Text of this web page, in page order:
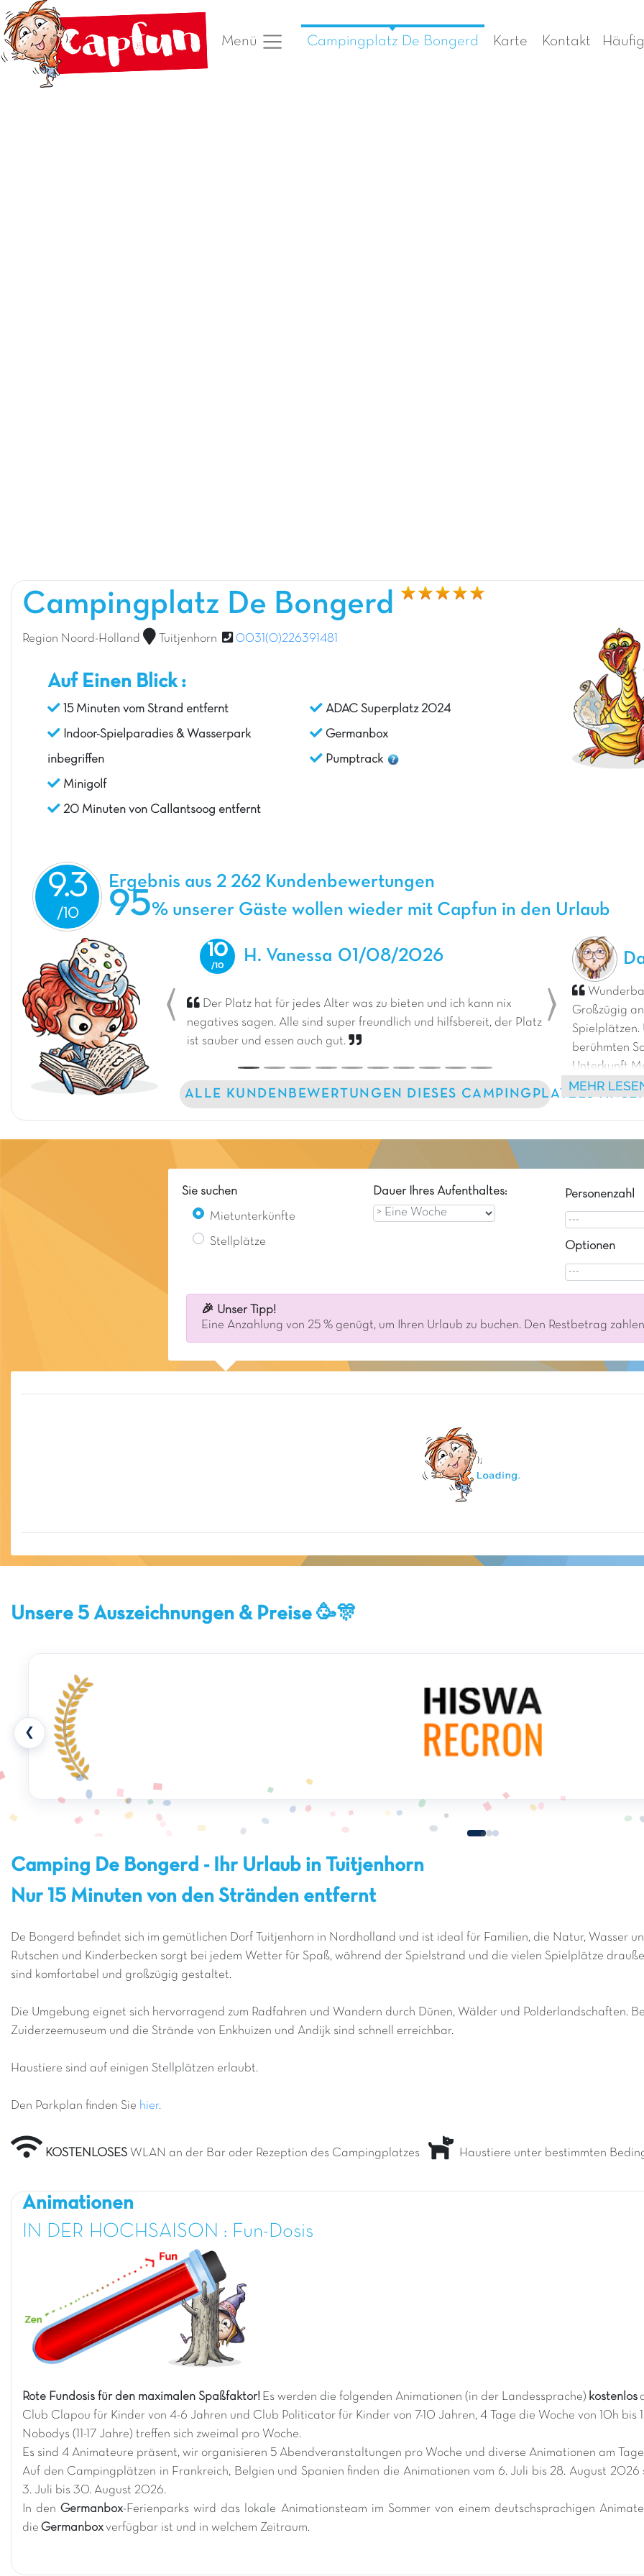
Menü Campingplatz De Bongerd Karte Kontakt
Campingplatz De Bongerd
Region Noord-Holland Tuitjenhorn 0031(0)226391481
Auf Einen Blick :
15 Minuten vom Strand entfernt
Indoor-Spielparadies & Wasserpark
inbegriffen
Minigolf
20 Minuten von Callantsoog entfernt
ADAC Superplatz 2024
Germanbox
Pumptrack
9.3 Ergebnis aus 2 262 Kundenbewertungen
95% unserer Gäste wollen wieder mit Capfun in den Urlaub
10 H. Vanessa 01/08/2026
Der Platz hat für jedes Alter was zu bieten und ich kann nix
negatives sagen. Alle sind super freundlich und hilfsbereit, der Platz
ist sauber und essen auch gut.
Previous Next
ALLE KUNDENBEWERTUNGEN DIESES CAMPINGPLATZES
Großzügig
berühmten
Unterkunft
und mit
MEHR
Sie suchen
Mietunterkünfte
Stellplätze
Dauer Ihres Aufenthaltes: Personenzahl
Optionen
🎉 Unser Tipp!
Eine Anzahlung von 25 % genügt, um Ihren Urlaub zu buchen. Den Restbetrag
Unsere 5 Auszeichnungen & Preise 🥳🎊
❮
Camping De Bongerd - Ihr Urlaub in Tuitjenhorn
Nur 15 Minuten von den Stränden entfernt
De Bongerd befindet sich im gemütlichen Dorf Tuitjenhorn in Nordholland und ist ideal für Familien, die Natur, Wasser
Rutschen und Kinderbecken sorgt bei jedem Wetter für Spaß, während der Spielstrand und die vielen Spielplätze
sind komfortabel und großzügig gestaltet.
Die Umgebung eignet sich hervorragend zum Radfahren und Wandern durch Dünen, Wälder und Polderlandschaften.
Zuiderzeemuseum und die Strände von Enkhuizen und Andijk sind schnell erreichbar.
Haustiere sind auf einigen Stellplätzen erlaubt.
Den Parkplan finden Sie hier.
KOSTENLOSES WLAN an der Bar oder Rezeption des Campingplatzes Haustiere unter bestimmten
Animationen
IN DER HOCHSAISON : Fun-Dosis
Rote Fundosis für den maximalen Spaßfaktor! Es werden die folgenden Animationen (in der Landessprache) kostenlos
Club Clapou für Kinder von 4-6 Jahren und Club Politicator für Kinder von 7-10 Jahren, 4 Tage die Woche von 10h bis
Nobodys (11-17 Jahre) treffen sich zweimal pro Woche.
Es sind 4 Animateure präsent, wir organisieren 5 Abendveranstaltungen pro Woche und diverse Animationen am
Auf den Campingplätzen in Frankreich, Belgien und Spanien finden die Animationen vom 6. Juli bis 28. August
3. Juli bis 30. August 2026.
In den Germanbox-Ferienparks wird das lokale Animationsteam im Sommer von einem deutschsprachigen
die Germanboxverfügbar ist und in welchem Zeitraum.